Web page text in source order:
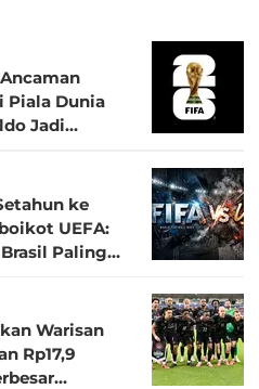
Piala Dunia
Jadi
ke
UEFA:
Paling
Warisan
Rp17,9